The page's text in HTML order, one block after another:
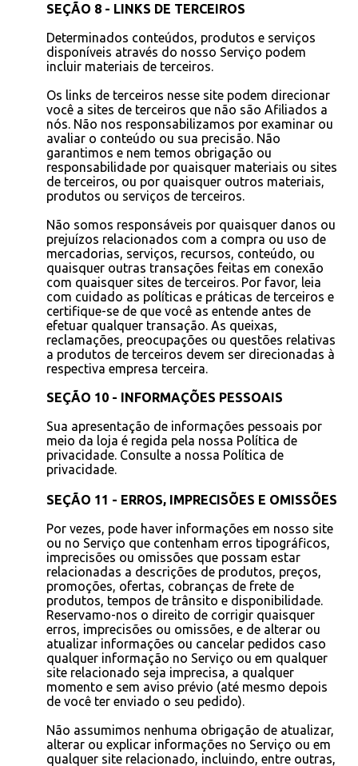
SEÇÃO 8 - LINKS DE TERCEIROS
Determinados conteúdos, produtos e serviços
disponíveis através do nosso Serviço podem
incluir materiais de terceiros.
Os links de terceiros nesse site podem direcionar
você a sites de terceiros que não são Afiliados a
nós. Não nos responsabilizamos por examinar ou
avaliar o conteúdo ou sua precisão. Não
garantimos e nem temos obrigação ou
responsabilidade por quaisquer materiais ou sites
de terceiros, ou por quaisquer outros materiais,
produtos ou serviços de terceiros.
Não somos responsáveis por quaisquer danos ou
prejuízos relacionados com a compra ou uso de
mercadorias, serviços, recursos, conteúdo, ou
quaisquer outras transações feitas em conexão
com quaisquer sites de terceiros. Por favor, leia
com cuidado as políticas e práticas de terceiros e
certifique-se de que você as entende antes de
efetuar qualquer transação. As queixas,
reclamações, preocupações ou questões relativas
a produtos de terceiros devem ser direcionadas à
respectiva empresa terceira.
SEÇÃO 10 - INFORMAÇÕES PESSOAIS
Sua apresentação de informações pessoais por
meio da loja é regida pela nossa Política de
privacidade. Consulte a nossa Política de
privacidade.
SEÇÃO 11 - ERROS, IMPRECISÕES E OMISSÕES
Por vezes, pode haver informações em nosso site
ou no Serviço que contenham erros tipográficos,
imprecisões ou omissões que possam estar
relacionadas a descrições de produtos, preços,
promoções, ofertas, cobranças de frete de
produtos, tempos de trânsito e disponibilidade.
Reservamo-nos o direito de corrigir quaisquer
erros, imprecisões ou omissões, e de alterar ou
atualizar informações ou cancelar pedidos caso
qualquer informação no Serviço ou em qualquer
site relacionado seja imprecisa, a qualquer
momento e sem aviso prévio (até mesmo depois
de você ter enviado o seu pedido).
Não assumimos nenhuma obrigação de atualizar,
alterar ou explicar informações no Serviço ou em
qualquer site relacionado, incluindo, entre outras,